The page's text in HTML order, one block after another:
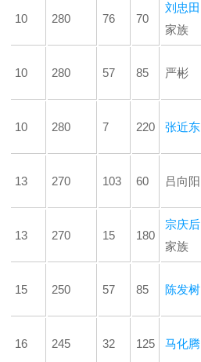
10 280 76 70
刘忠田
家族
10 280 57 85 严彬
10 280 7 220 张近东
13 270 103 60 吕向阳
13 270 15 180
宗庆后
家族
15 250 57 85 陈发树
16 245 32 125 马化腾